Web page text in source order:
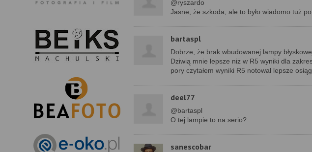
@ryszardo
Jasne, że szkoda, ale to było wiadomo tuż
bartaspl
Dobrze, że brak wbudowanej lampy
Dziwią mnie lepsze niż w R5 wyniki dla
pory czytałem wyniki R5 notował lepsze
deel77
@bartaspl
O tej lampie to na serio?
sanescobar